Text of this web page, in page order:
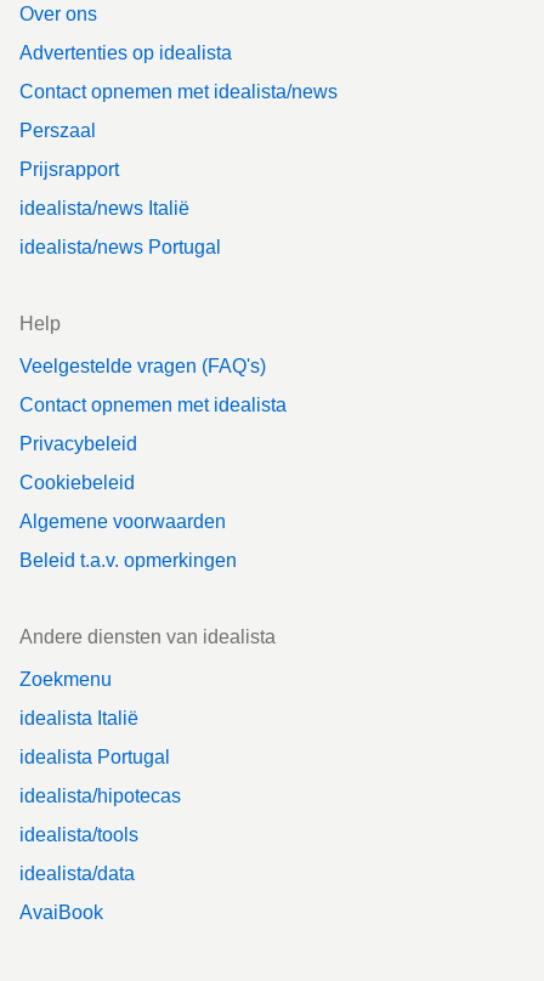
Over ons
Advertenties op idealista
Contact opnemen met idealista/news
Perszaal
Prijsrapport
idealista/news Italië
idealista/news Portugal
Help
Veelgestelde vragen (FAQ's)
Contact opnemen met idealista
Privacybeleid
Cookiebeleid
Algemene voorwaarden
Beleid t.a.v. opmerkingen
Andere diensten van idealista
Zoekmenu
idealista Italië
idealista Portugal
idealista/hipotecas
idealista/tools
idealista/data
AvaiBook